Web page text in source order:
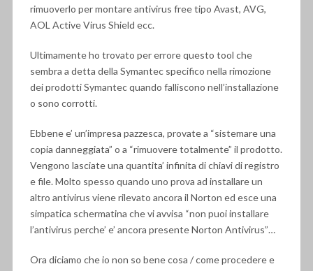
rimuoverlo per montare antivirus free tipo Avast, AVG,
AOL Active Virus Shield ecc.
Ultimamente ho trovato per errore questo tool che
sembra a detta della Symantec specifico nella rimozione
dei prodotti Symantec quando falliscono nell’installazione
o sono corrotti.
Ebbene e’ un’impresa pazzesca, provate a “sistemare una
copia danneggiata” o a “rimuovere totalmente” il prodotto.
Vengono lasciate una quantita’ infinita di chiavi di registro
e file. Molto spesso quando uno prova ad installare un
altro antivirus viene rilevato ancora il Norton ed esce una
simpatica schermatina che vi avvisa “non puoi installare
l’antivirus perche’ e’ ancora presente Norton Antivirus”…
Ora diciamo che io non so bene cosa / come procedere e